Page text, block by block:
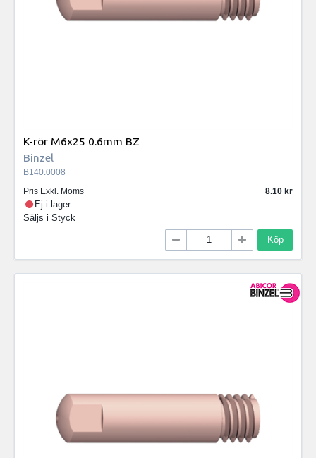
K-rör M6x25 0.6mm BZ
Binzel
B140.0008
Pris Exkl. Moms
8.10
Ej i lager
Säljs i Styck
Köp